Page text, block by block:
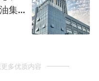
集
多优质内容